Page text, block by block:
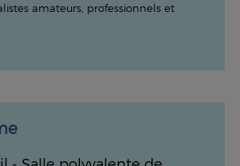
amateurs, professionnels et